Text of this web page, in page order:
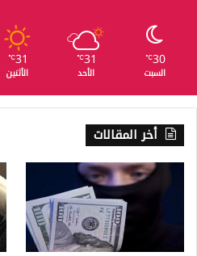
30
℃
السبت
31
℃
الأحد
31
℃
الأثنين
أخر المقالات